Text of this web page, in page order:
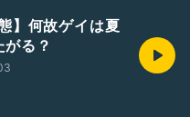
】何故ゲイは夏
る？